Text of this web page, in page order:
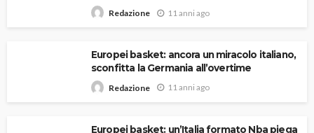
Redazione 11 anni ago
Europei basket: ancora un miracolo italiano,
sconfitta la Germania all’overtime
Redazione 11 anni ago
Europei basket: un’Italia formato Nba piega